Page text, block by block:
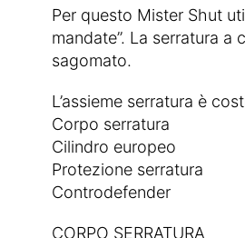
Per questo Mister Shut
mandate’’. La serratura
sagomato.
L’assieme serratura è
Corpo serratura
Cilindro europeo
Protezione serratura
Controdefender
CORPO SERRATURA